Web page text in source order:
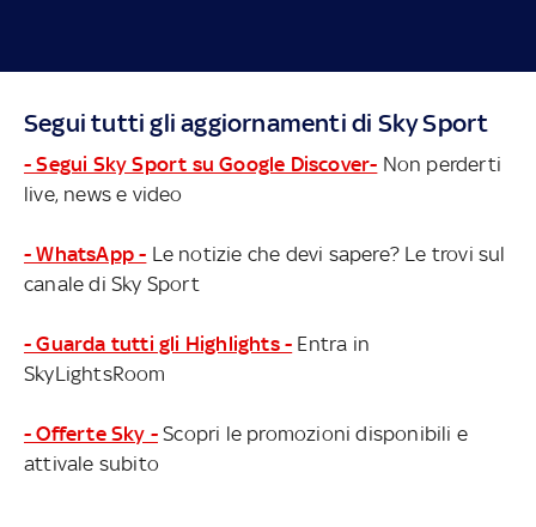
Segui tutti gli aggiornamenti di Sky Sport
- Segui Sky Sport su Google Discover- Non perderti
live, news e video
- WhatsApp - Le notizie che devi sapere? Le trovi sul
canale di Sky Sport
- Guarda tutti gli Highlights - Entra in
SkyLightsRoom
- Offerte Sky - Scopri le promozioni disponibili e
attivale subito